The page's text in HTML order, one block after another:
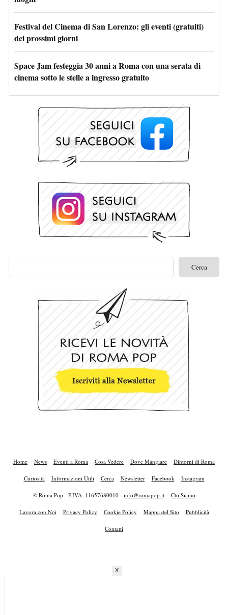
Festival del Cinema di San Lorenzo: gli eventi (gratuiti)
dei prossimi giorni
Space Jam festeggia 30 anni a Roma con una serata di
cinema sotto le stelle a ingresso gratuito
Home News Eventi a Roma Cosa Vedere Dove Mangiare Dintorni di Roma
Curiosità Informazioni Utili Cerca Newsletter Facebook Instagram
© Roma Pop - P.IVA: 11657680010 - info@romapop.it Chi Siamo
Lavora con Noi Privacy Policy Cookie Policy Mappa del Sito Pubblicità
Contatti
X